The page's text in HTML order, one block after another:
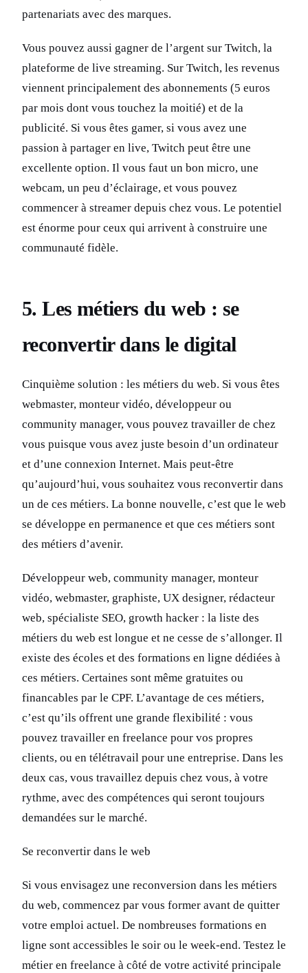
partenariats avec des marques.
Vous pouvez aussi gagner de l’argent sur Twitch, la
plateforme de live streaming. Sur Twitch, les revenus
viennent principalement des abonnements (5 euros
par mois dont vous touchez la moitié) et de la
publicité. Si vous êtes gamer, si vous avez une
passion à partager en live, Twitch peut être une
excellente option. Il vous faut un bon micro, une
webcam, un peu d’éclairage, et vous pouvez
commencer à streamer depuis chez vous. Le potentiel
est énorme pour ceux qui arrivent à construire une
communauté fidèle.
5. Les métiers du web : se
reconvertir dans le digital
Cinquième solution : les métiers du web. Si vous êtes
webmaster, monteur vidéo, développeur ou
community manager, vous pouvez travailler de chez
vous puisque vous avez juste besoin d’un ordinateur
et d’une connexion Internet. Mais peut-être
qu’aujourd’hui, vous souhaitez vous reconvertir dans
un de ces métiers. La bonne nouvelle, c’est que le web
se développe en permanence et que ces métiers sont
des métiers d’avenir.
Développeur web, community manager, monteur
vidéo, webmaster, graphiste, UX designer, rédacteur
web, spécialiste SEO, growth hacker : la liste des
métiers du web est longue et ne cesse de s’allonger. Il
existe des écoles et des formations en ligne dédiées à
ces métiers. Certaines sont même gratuites ou
financables par le CPF. L’avantage de ces métiers,
c’est qu’ils offrent une grande flexibilité : vous
pouvez travailler en freelance pour vos propres
clients, ou en télétravail pour une entreprise. Dans les
deux cas, vous travaillez depuis chez vous, à votre
rythme, avec des compétences qui seront toujours
demandées sur le marché.
Se reconvertir dans le web
Si vous envisagez une reconversion dans les métiers
du web, commencez par vous former avant de quitter
votre emploi actuel. De nombreuses formations en
ligne sont accessibles le soir ou le week-end. Testez le
métier en freelance à côté de votre activité principale